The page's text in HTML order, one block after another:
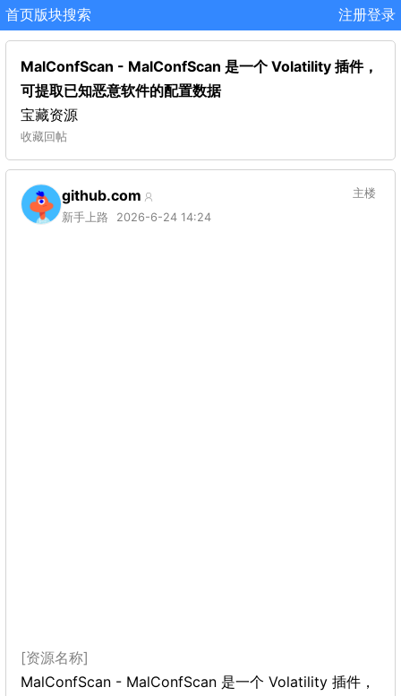
首页版块搜索 注册登录
MalConfScan - MalConfScan 是一个 Volatility 插件，
可提取已知恶意软件的配置数据
宝藏资源
收藏回帖
github.com
新手上路 2026-6-24 14:24
主楼
[资源名称]
MalConfScan - MalConfScan 是一个 Volatility 插件，